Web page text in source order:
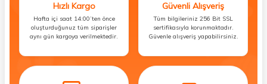
Hızlı Kargo
Hafta içi saat 14:00’ten önce
oluşturduğunuz tüm siparişler
aynı gün kargoya verilmektedir.
Güvenli Alışveriş
Tüm bilgileriniz 256 Bit SSL
sertifikasıyla korunmaktadır.
Güvenle alışveriş yapabilirsiniz.